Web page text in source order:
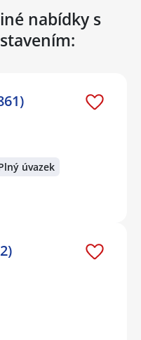
nabídky s
úvazek